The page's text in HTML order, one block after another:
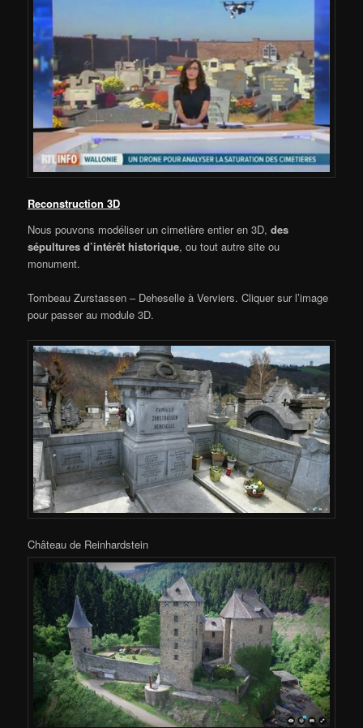
Reconstruction 3D
Nous pouvons modéliser un cimetière entier en 3D,des
sépultures d’intérêt historique, ou tout autre site ou
monument.
Tombeau Zurstassen – Deheselle à Verviers. Cliquer sur l’image
pour passer au module 3D.
Château de Reinhardstein